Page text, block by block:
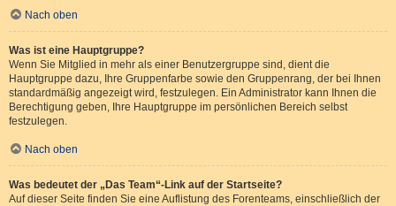
Nach oben
Was ist eine Hauptgruppe?
Wenn Sie Mitglied in mehr als einer Benutzergruppe sind, dient die
Hauptgruppe dazu, Ihre Gruppenfarbe sowie den Gruppenrang, der bei Ihnen
standardmäßig angezeigt wird, festzulegen. Ein Administrator kann Ihnen die
Berechtigung geben, Ihre Hauptgruppe im persönlichen Bereich selbst
festzulegen.
Nach oben
Was bedeutet der „Das Team“-Link auf der Startseite?
Auf dieser Seite finden Sie eine Auflistung des Forenteams, einschließlich der